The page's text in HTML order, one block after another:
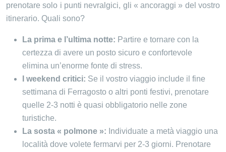
prenotare solo i punti nevralgici, gli « ancoraggi » del vostro
itinerario. Quali sono?
La prima e l’ultima notte: Partire e tornare con la
certezza di avere un posto sicuro e confortevole
elimina un’enorme fonte di stress.
I weekend critici: Se il vostro viaggio include il fine
settimana di Ferragosto o altri ponti festivi, prenotare
quelle 2-3 notti è quasi obbligatorio nelle zone
turistiche.
La sosta « polmone »: Individuate a metà viaggio una
località dove volete fermarvi per 2-3 giorni. Prenotare